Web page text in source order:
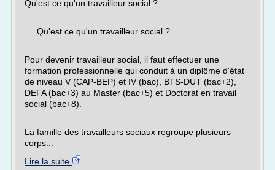
Qu'est ce qu'un travailleur social ?
Qu'est ce qu'un travailleur social ?
Pour devenir travailleur social, il faut effectuer une
formation professionnelle qui conduit à un diplôme d'état
de niveau V (CAP-BEP) et IV (bac), BTS-DUT (bac+2),
DEFA (bac+3) au Master (bac+5) et Doctorat en travail
social (bac+8).
La famille des travailleurs sociaux regroupe plusieurs
corps...
Lire la suite